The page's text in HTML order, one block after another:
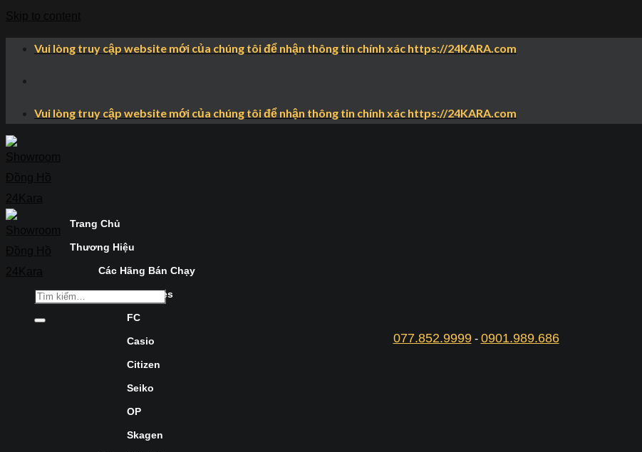
Vui lòng truy cập website mới của chúng tôi để nhận thông tin chính xác https://24KARA.com
Vui lòng truy cập website mới của chúng tôi để nhận thông tin chính xác https://24KARA.com
077.852.9999- 0901.989.686
Trang Chủ
Thương Hiệu
Các Hãng Bán Chạy
Longines
FC
Casio
Citizen
Seiko
OP
Skagen